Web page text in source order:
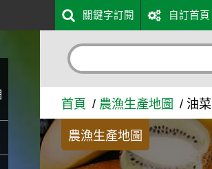
口網
關鍵字訂閱 自訂首頁
首頁 農漁生產地圖 油菜
農漁生產地圖